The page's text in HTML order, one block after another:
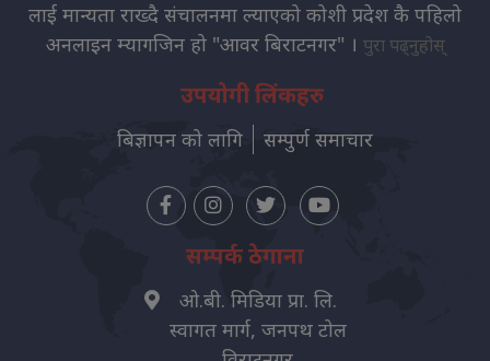
लाई मान्यता राख्दै संचालनमा ल्याएको कोशी प्रदेश कै पहिलो
अनलाइन म्यागजिन हो "आवर बिराटनगर" । पुरा पढ्नुहोस्
उपयोगी लिंकहरु
बिज्ञापन को लागि सम्पुर्ण समाचार
सम्पर्क ठेगाना
ओ.बी. मिडिया प्रा. लि.
स्वागत मार्ग, जनपथ टोल